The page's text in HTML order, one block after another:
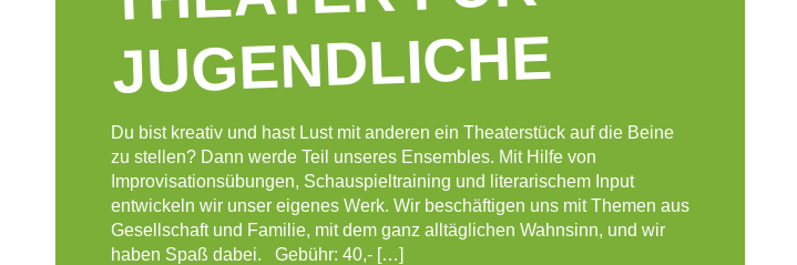
JUGENDLICHE
Du bist kreativ und hast Lust mit anderen ein Theaterstück auf die Beine
zu stellen? Dann werde Teil unseres Ensembles. Mit Hilfe von
Improvisationsübungen, Schauspieltraining und literarischem Input
entwickeln wir unser eigenes Werk. Wir beschäftigen uns mit Themen aus
Gesellschaft und Familie, mit dem ganz alltäglichen Wahnsinn, und wir
haben Spaß dabei. Gebühr: 40,- […]